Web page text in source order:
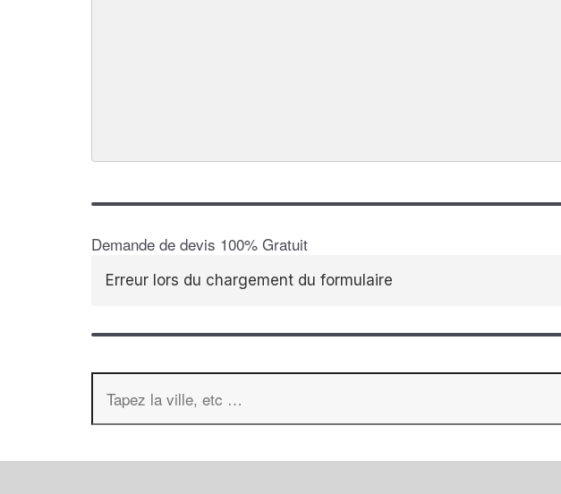
Demande de devis 100% Gratuit
Erreur lors du chargement du formulaire